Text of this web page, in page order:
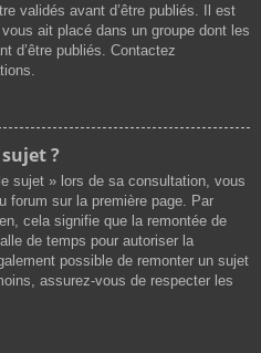
validés avant d’être publiés. Il est
ait placé dans un groupe dont les
d’être publiés. Contactez
?
sujet » lors de sa consultation, vous
forum sur la première page. Par
cela signifie que la remontée de
de temps pour autoriser la
possible de remonter un sujet
assurez-vous de respecter les